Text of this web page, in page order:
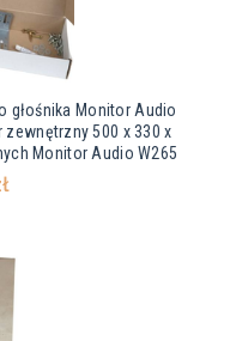
głośnika Monitor Audio
zewnętrzny 500 x 330 x
Monitor Audio W265